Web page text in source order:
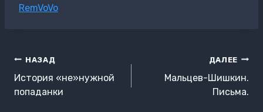
Метки
RemVoVo
Навигация
по
записям
НАЗАД
История «не»нужной
попаданки
ДАЛЕЕ
Мальцев-Шишкин.
Письма.